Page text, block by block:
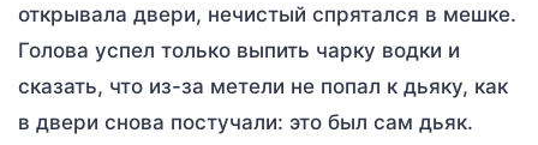
открывала двери, нечистый спрятался в мешке.
Голова успел только выпить чарку водки и
сказать, что из-за метели не попал к дьяку, как
в двери снова постучали: это был сам дьяк.